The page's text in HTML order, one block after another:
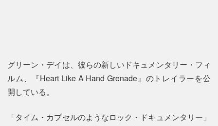
グリーン・デイは、彼らの新しいドキュメンタリー・フィ
ルム、『Heart Like A Hand Grenade』のトレイラーを公
開している。
「タイム・カプセルのようなロック・ドキュメンタリー」